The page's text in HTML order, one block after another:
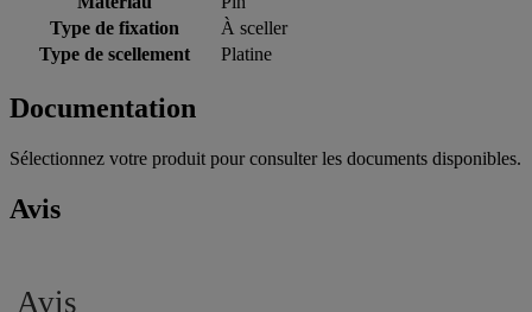
Type de fixation
À sceller
Type de scellement
Platine
Documentation
Sélectionnez votre produit pour consulter les documents disponibles.
Avis